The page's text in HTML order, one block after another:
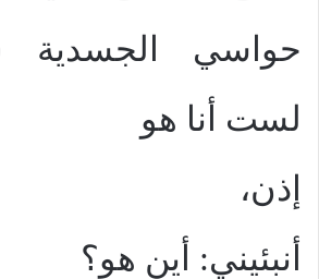
حواسي الجسدية
لست أنا هو
إذن،
أنبئيني: أين هو؟